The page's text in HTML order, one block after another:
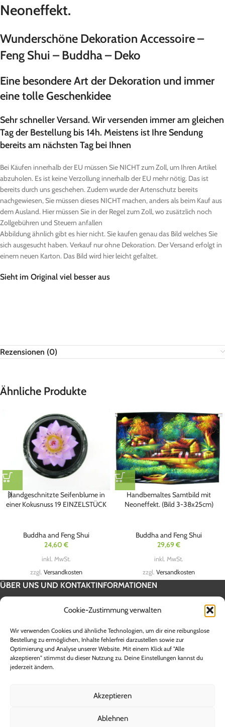
Cookie-Zustimmung verwalten
Wir verwenden Cookies und ähnliche Technologien, um dir eine reibungslose
Bestellung zu ermöglichen, Inhalte fehlerfrei darzustellen sowie zur
Optimierung und Analyse unserer Website. Mit einem Klick auf "Alle
akzeptieren" stimmst du dieser Nutzung zu. Deine Einstellungen kannst du
jederzeit ändern.
Akzeptieren
Ablehnen
Neoneffekt.
Wunderschöne Dekoration Accessoire –
Feng Shui – Buddha – Deko
Eine besondere Art der Dekoration und immer
eine tolle Geschenkidee
Sehr schneller Versand. Wir versenden immer am gleichen
Tag der Bestellung bis 14h. Meistens ist Ihre Sendung
bereits am nächsten Tag bei Ihnen
Bei Käufen innerhalb der EU müssen Sie NICHT zum Zoll, um Ihren Artikel
abzuholen. Es ist keine Verzollung innerhalb der EU mehr nötig. Das ist
bereits durch uns geschehen. Zudem wurde der Artenschutz bereits
nachgewiesen, Sie müssen dieses NICHT machen, anders als beim Kauf aus
dem Ausland. Hier müssen Sie in der Regel zum Zoll, wo zusätzlich noch
Zollgebühren und Steuern anfallen
Abbildung ähnlich gibt es hier nicht. Sie kaufen genau das Bild welches Sie
sich ausgesucht haben. Verkauf nur ohne Dekoration. Der Versand erfolgt in
einem neuen Karton. Das Bild wird hier leicht gefaltet.
Sieht im Original viel besser aus
Rezensionen (0)
Ähnliche Produkte
Handgeschnitzte Seifenblume in
einer Kokusnuss 19 EINZELSTÜCK
Buddha and Feng Shui
24,60 €
inkl. MwSt.
zzgl. Versandkosten
Handbemaltes Samtbild mit
Neoneffekt. (Bild 3-38x25cm)
Buddha and Feng Shui
29,69€
inkl. MwSt.
zzgl. Versandkosten
ÜBER UNS UND KONTAKTINFORMATIONEN
SERVICE INFORMATION
UNSERE SHOPS
Alle Preise sind Endpreise inklusive 19 % Mehrwertsteuer zzgl.
Versandkosten. Die Lieferzeit innerhalb Deutschlands beträgt zwischen 1
und 5 Werktagen. Lieferzeiten für andere Länder sowie Informationen zur
Berechnung des Liefertermins entnehmen Sie bitte den Angaben der
entfallen die Versandkosten innerhalb der Bundesrepublik Deutschland
Versandrabatt, den Sie beim Kauf erstattet bekommen.